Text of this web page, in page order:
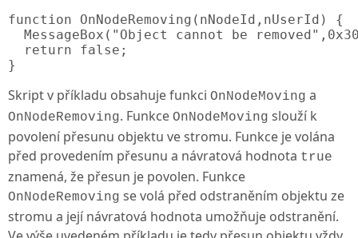
function OnNodeRemoving(nNodeId,nUserId) {
MessageBox("Object cannot be
  return false;
}
Skript v příkladu obsahuje funkci OnNodeMoving a
OnNodeRemoving. Funkce OnNodeMoving slouží k
povolení přesunu objektu ve stromu. Funkce je volána
před provedením přesunu a návratová hodnota true
znamená, že přesun je povolen. Funkce
OnNodeRemoving se volá před odstraněním objektu ze
stromu a její návratová hodnota umožňuje odstranění.